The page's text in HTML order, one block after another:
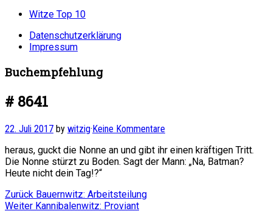
Witze Top 10
Datenschutzerklärung
Impressum
Buchempfehlung
# 8641
22. Juli 2017 by witzig·Keine Kommentare
heraus, guckt die Nonne an und gibt ihr einen kräftigen Tritt.
Die Nonne stürzt zu Boden. Sagt der Mann: „Na, Batman?
Heute nicht dein Tag!?“
Beitragsnavigation
Zurück Vorheriger
Beitrag:
Bauernwitz: Arbeitsteilung
Weiter Nächster
Kannibalenwitz: Proviant